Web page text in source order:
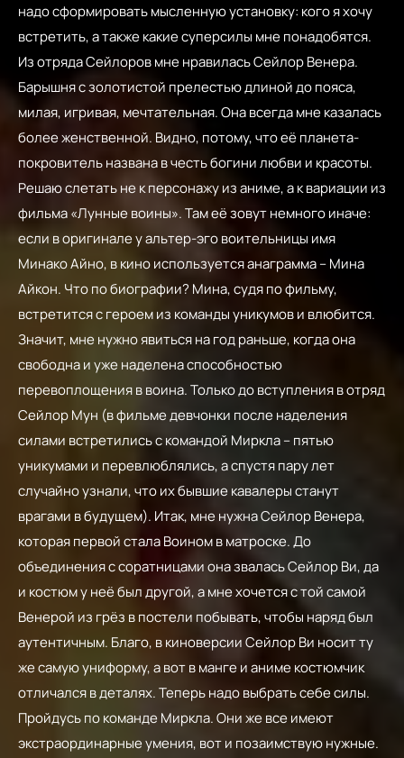
надо сформировать мысленную установку: кого я хочу
встретить, а также какие суперсилы мне понадобятся.
Из отряда Сейлоров мне нравилась Сейлор Венера.
Барышня с золотистой прелестью длиной до пояса,
милая, игривая, мечтательная. Она всегда мне казалась
более женственной. Видно, потому, что её планета-
покровитель названа в честь богини любви и красоты.
Решаю слетать не к персонажу из аниме, а к вариации из
фильма «Лунные воины». Там её зовут немного иначе:
если в оригинале у альтер-эго воительницы имя
Минако Айно, в кино используется анаграмма – Мина
Айкон. Что по биографии? Мина, судя по фильму,
встретится с героем из команды уникумов и влюбится.
Значит, мне нужно явиться на год раньше, когда она
свободна и уже наделена способностью
перевоплощения в воина. Только до вступления в отряд
Сейлор Мун (в фильме девчонки после наделения
силами встретились с командой Миркла – пятью
уникумами и перевлюблялись, а спустя пару лет
случайно узнали, что их бывшие кавалеры станут
врагами в будущем). Итак, мне нужна Сейлор Венера,
которая первой стала Воином в матроске. До
объединения с соратницами она звалась Сейлор Ви, да
и костюм у неё был другой, а мне хочется с той самой
Венерой из грёз в постели побывать, чтобы наряд был
аутентичным. Благо, в киноверсии Сейлор Ви носит ту
же самую униформу, а вот в манге и аниме костюмчик
отличался в деталях. Теперь надо выбрать себе силы.
Пройдусь по команде Миркла. Они же все имеют
экстраординарные умения, вот и позаимствую нужные.